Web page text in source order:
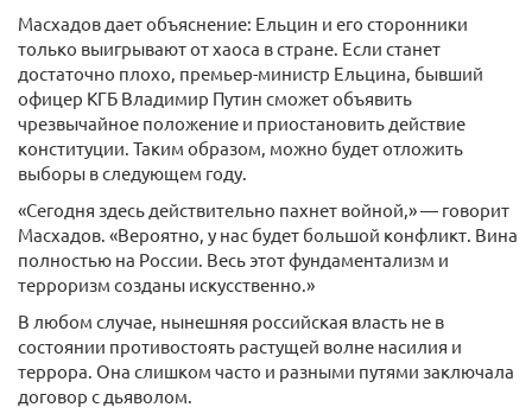
Масхадов дает объяснение: Ельцин и его сторонники
только выигрывают от хаоса в стране. Если станет
достаточно плохо, премьер-министр Ельцина, бывший
офицер КГБ Владимир Путин сможет объявить
чрезвычайное положение и приостановить действие
конституции. Таким образом, можно будет отложить
выборы в следующем году.
«Сегодня здесь действительно пахнет войной,» — говорит
Масхадов. «Вероятно, у нас будет большой конфликт. Вина
полностью на России. Весь этот фундаментализм и
терроризм созданы искусственно.»
В любом случае, нынешняя российская власть не в
состоянии противостоять растущей волне насилия и
террора. Она слишком часто и разными путями заключала
договор с дьяволом.